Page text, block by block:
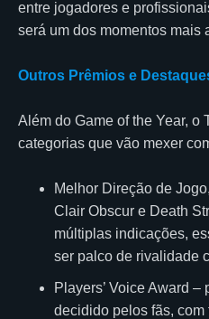
entre jogadores e
será um dos momentos mais
Outros Prêmios e
Além do Game of the Year, o
categorias que vão mexer
Melhor Direção de
Clair Obscur e Death
múltiplas indicações,
ser palco de rivalidade
Players’ Voice Award –
decidido pelos fãs,